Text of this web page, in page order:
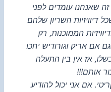
שאנחנו עומדים לפני
דיוויזיות השריון שלהם
הממוכנות, רק
אם אריק וגורודיש יחכו
אז אין בין התעלה
אותם!!!
אם אני יכול להודיע